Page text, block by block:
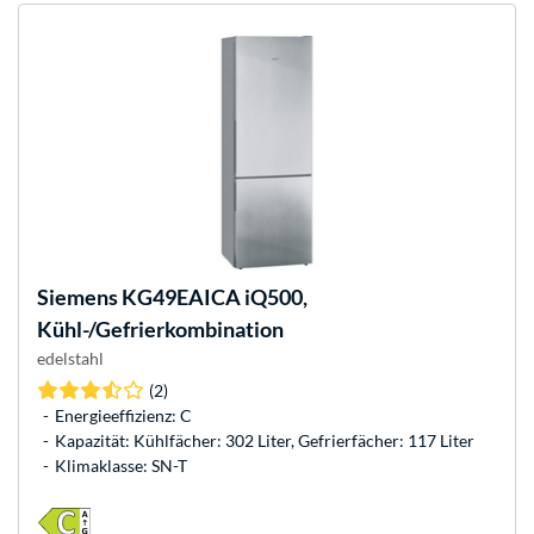
SiemensKG49EAICA iQ500,
Kühl-/Gefrierkombination
edelstahl
(2)
Energieeffizienz: C
Kapazität: Kühlfächer: 302 Liter, Gefrierfächer: 117 Liter
Klimaklasse: SN-T